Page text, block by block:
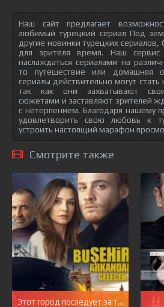
Наш сайт предлагает
любимый турецкий сериал Под
другие новинки турецких сериалов,
для зрителя время. Наш сервис
наслаждаться сериалами на
то путешествие или домашняя
сериалы действительно могут стать
так как они захватывают
сюжетами и заставляют зрителей
с нетерпением. Благодаря нашему
удовлетворить свою любовь к
устроить настоящий марафон
Смотрите также
Этот город последует за тобой